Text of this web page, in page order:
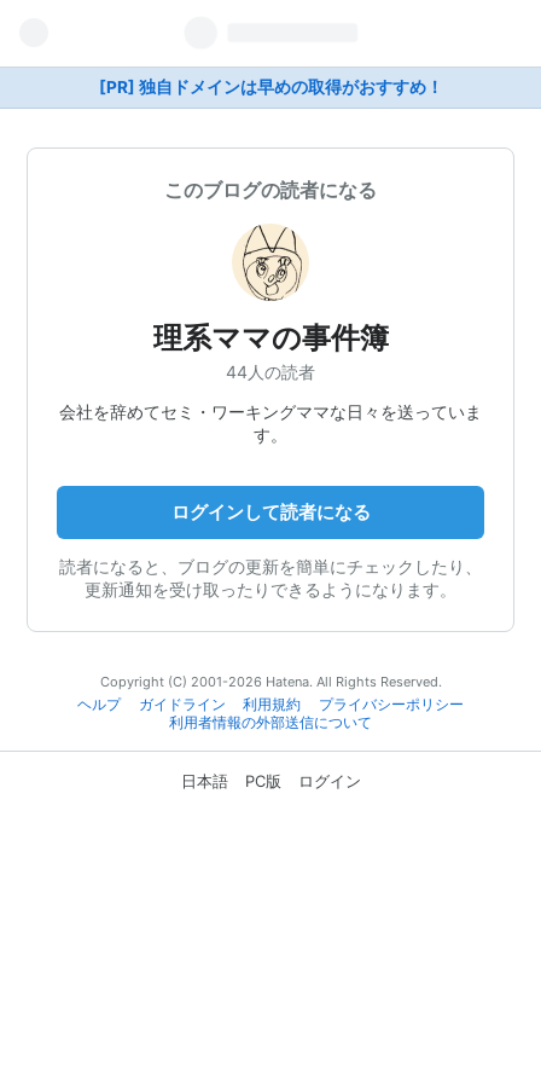
[PR] 独自ドメインは早めの取得がおすすめ！
このブログの読者になる
理系ママの事件簿
44人の読者
会社を辞めてセミ・ワーキングママな日々を送っていま
す。
ログインして読者になる
読者になると、ブログの更新を簡単にチェックしたり、
更新通知を受け取ったりできるようになります。
Copyright (C) 2001-2026 Hatena. All Rights Reserved.
ヘルプ
ガイドライン 利用規約
プライバシーポリシー
利用者情報の外部送信について
日本語 PC版 ログイン